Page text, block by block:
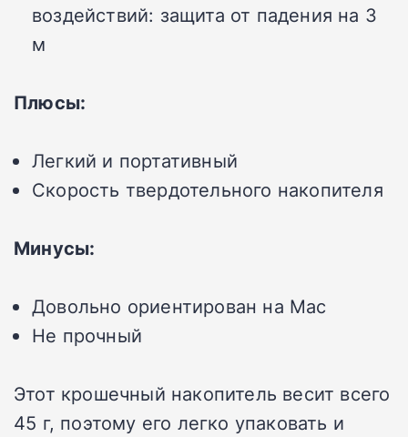
воздействий: защита от падения на 3
м
Плюсы:
Легкий и портативный
Скорость твердотельного накопителя
Минусы:
Довольно ориентирован на Mac
Не прочный
Этот крошечный накопитель весит всего
45 г, поэтому его легко упаковать и